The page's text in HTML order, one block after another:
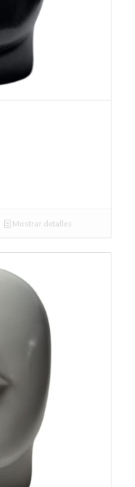
Mostrar detalles